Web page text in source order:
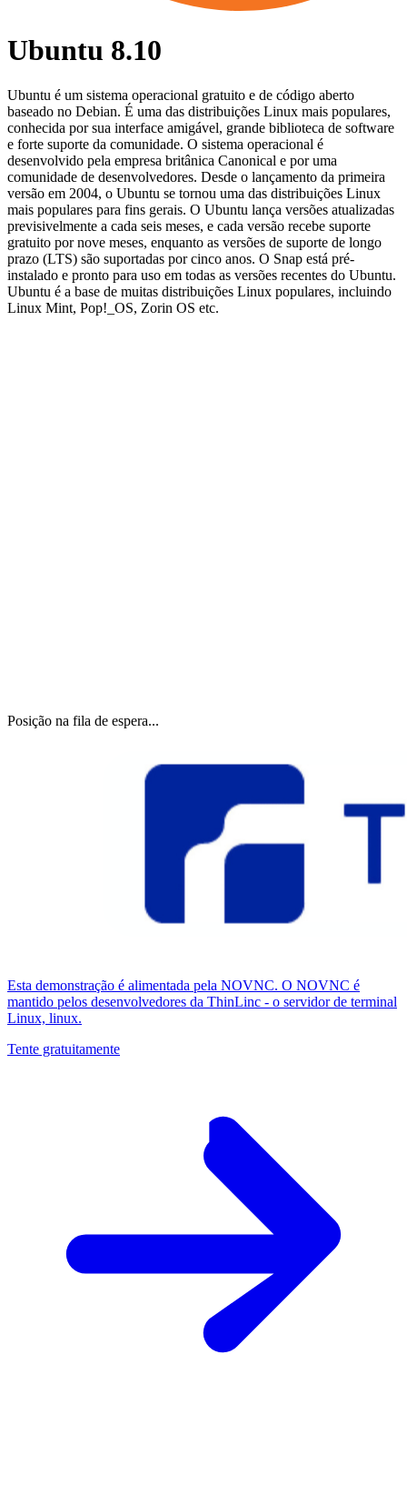
Ubuntu 8.10
Ubuntu é um sistema operacional gratuito e de código aberto
baseado no Debian. É uma das distribuições Linux mais populares,
conhecida por sua interface amigável, grande biblioteca de software
e forte suporte da comunidade. O sistema operacional é
desenvolvido pela empresa britânica Canonical e por uma
comunidade de desenvolvedores. Desde o lançamento da primeira
versão em 2004, o Ubuntu se tornou uma das distribuições Linux
mais populares para fins gerais. O Ubuntu lança versões atualizadas
previsivelmente a cada seis meses, e cada versão recebe suporte
gratuito por nove meses, enquanto as versões de suporte de longo
prazo (LTS) são suportadas por cinco anos. O Snap está pré-
instalado e pronto para uso em todas as versões recentes do Ubuntu.
Ubuntu é a base de muitas distribuições Linux populares, incluindo
Linux Mint, Pop!_OS, Zorin OS etc.
Posição na fila de espera...
Esta demonstração é alimentada pela NOVNC. O NOVNC é
mantido pelos desenvolvedores da ThinLinc - o servidor de terminal
Linux, linux.
Tente gratuitamente